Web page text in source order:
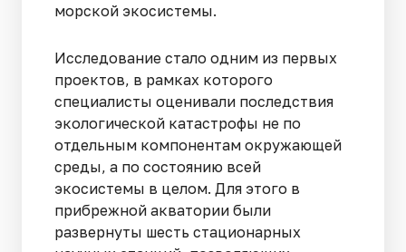
морской экосистемы.
Исследование стало одним из первых
проектов, в рамках которого
специалисты оценивали последствия
экологической катастрофы не по
отдельным компонентам окружающей
среды, а по состоянию всей
экосистемы в целом. Для этого в
прибрежной акватории были
развернуты шесть стационарных